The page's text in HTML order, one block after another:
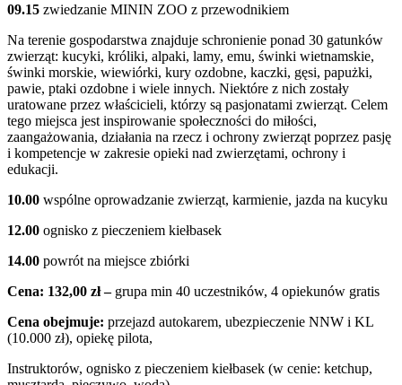
09.15 zwiedzanie MININ ZOO z przewodnikiem
Na terenie gospodarstwa znajduje schronienie ponad 30 gatunków
zwierząt: kucyki, króliki, alpaki, lamy, emu, świnki wietnamskie,
świnki morskie, wiewiórki, kury ozdobne, kaczki, gęsi, papużki,
pawie, ptaki ozdobne i wiele innych. Niektóre z nich zostały
uratowane przez właścicieli, którzy są pasjonatami zwierząt. Celem
tego miejsca jest inspirowanie społeczności do miłości,
zaangażowania, działania na rzecz i ochrony zwierząt poprzez pasję
i kompetencje w zakresie opieki nad zwierzętami, ochrony i
edukacji.
10.00 wspólne oprowadzanie zwierząt, karmienie, jazda na kucyku
12.00 ognisko z pieczeniem kiełbasek
14.00 powrót na miejsce zbiórki
Cena: 132,00 zł – grupa min 40 uczestników, 4 opiekunów gratis
Cena obejmuje: przejazd autokarem, ubezpieczenie NNW i KL
(10.000 zł), opiekę pilota,
Instruktorów, ognisko z pieczeniem kiełbasek (w cenie: ketchup,